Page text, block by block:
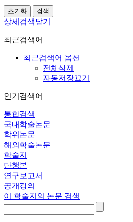
상세검색닫기
최근검색어
최근검색어 옵션
전체삭제
자동저장끄기
인기검색어
통합검색
국내학술논문
학위논문
해외학술논문
학술지
단행본
연구보고서
공개강의
이 학술지의 논문 검색